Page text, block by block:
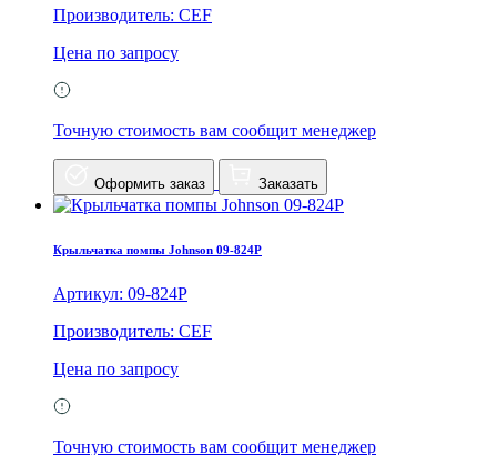
Производитель: CEF
Цена по запросу
Точную стоимость вам сообщит менеджер
Оформить заказ Заказать
Крыльчатка помпы Johnson 09-824P
Артикул: 09-824P
Производитель: CEF
Цена по запросу
Точную стоимость вам сообщит менеджер